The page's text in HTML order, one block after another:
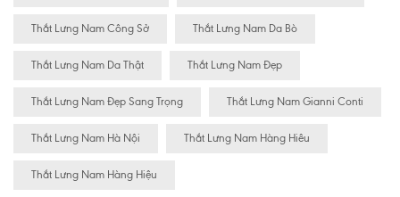
Thắt Lưng Nam Công Sở Thắt Lưng Nam Da Bò
Thắt Lưng Nam Da Thật Thắt Lưng Nam Đẹp
Thắt Lưng Nam Đẹp Sang Trọng Thắt Lưng Nam Gianni Conti
Thắt Lưng Nam Hà Nội Thắt Lưng Nam Hàng Hiêu
Thắt Lưng Nam Hàng Hiệu